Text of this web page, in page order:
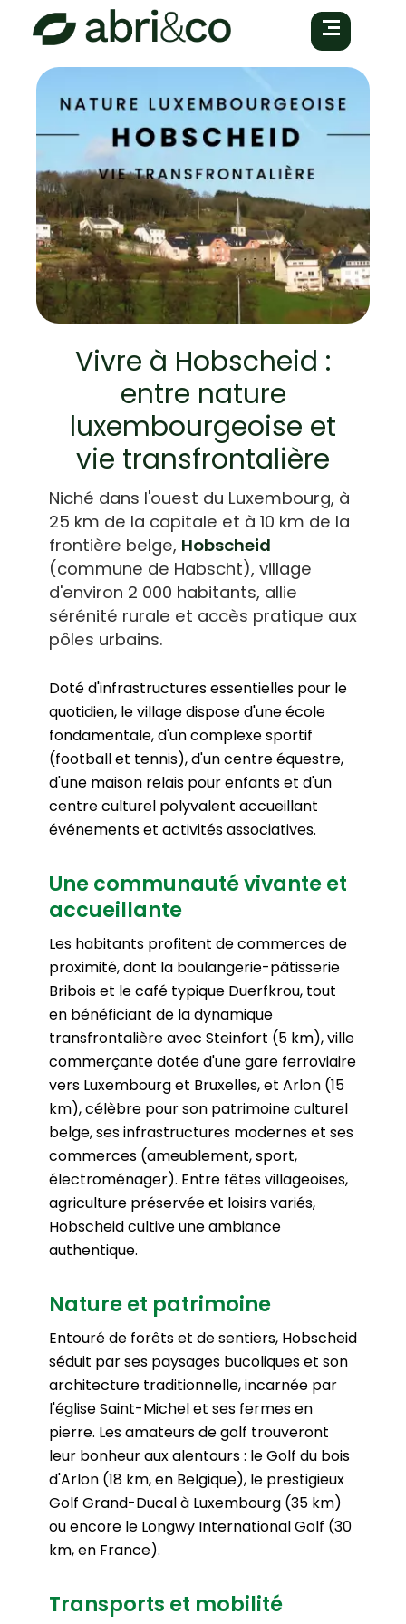
Vivre à Hobscheid :
entre nature
luxembourgeoise et
vie transfrontalière
Niché dans l'ouest du Luxembourg, à
25 km de la capitale et à 10 km de la
frontière belge, Hobscheid
(commune de Habscht), village
d'environ 2 000 habitants, allie
sérénité rurale et accès pratique aux
pôles urbains.
Doté d'infrastructures essentielles pour le
quotidien, le village dispose d'une école
fondamentale, d'un complexe sportif
(football et tennis), d'un centre équestre,
d'une maison relais pour enfants et d'un
centre culturel polyvalent accueillant
événements et activités associatives.
Une communauté vivante et
accueillante
Les habitants profitent de commerces de
proximité, dont la boulangerie-pâtisserie
Bribois et le café typique Duerfkrou, tout
en bénéficiant de la dynamique
transfrontalière avec Steinfort (5 km), ville
commerçante dotée d'une gare ferroviaire
vers Luxembourg et Bruxelles, et Arlon (15
km), célèbre pour son patrimoine culturel
belge, ses infrastructures modernes et ses
commerces (ameublement, sport,
électroménager). Entre fêtes villageoises,
agriculture préservée et loisirs variés,
Hobscheid cultive une ambiance
authentique.
Nature et patrimoine
Entouré de forêts et de sentiers, Hobscheid
séduit par ses paysages bucoliques et son
architecture traditionnelle, incarnée par
l'église Saint-Michel et ses fermes en
pierre. Les amateurs de golf trouveront
leur bonheur aux alentours : le Golf du bois
d'Arlon (18 km, en Belgique), le prestigieux
Golf Grand-Ducal à Luxembourg (35 km)
ou encore le Longwy International Golf (30
km, en France).
Transports et mobilité